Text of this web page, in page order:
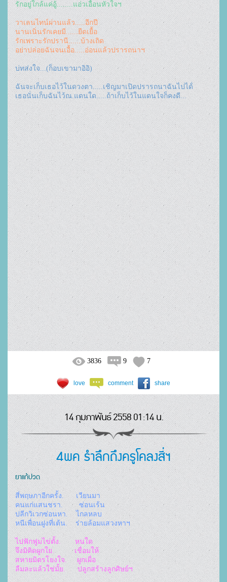
รักอยู่ใกล้แค่อู้........แอ่วเอื้อนหัวใจฯ
วาเลนไทน์ผ่านแล้ว.....อีกปี
นานเนิ่นรักเคยมี......ยืดเยื้อ
รักเพราะรักปรานี......บ้างเถิด
อย่าปล่อยฉันจนเอื้อ.....อ่อนแล้วปรารถนาฯ
บ่ทส่งใจ...(ก็อบเขามาอิอิ)
ฉันจะเก็บเธอไว้ในดวงตา.....เชิญมาเปิดปรารถนาฉันไปได้่
เธอนั่นเก็บฉันไว้ณ.แดนใด.....ถ้าเก็บไว้ในแดนใจก็คงดี...
3836 9 7
love comment share
14 กุมภาพันธ์ 2558 01:14 น.
4พค รำลึกถึงครูโคลงสี่ฯ
ยาแก้ปวด
สี่พฤษภาอีกครั้ง.      เวียนมา
คนแก่แสนชรา.        ซ่อนเร้น
ปลีกวิเวกซ่อนหา.    ไกลหลบ
หนีเพื่อนฝูงที่เต้น.    ร่ายล้อมแสวงหาฯ
ไปฟักฟูมไข่ตั้ง.       หนใด
จึงมิคิดผูกใย.          เชื่อมให้
สหายมิตรโยงใจ.     ผูกเผื่อ
ลืมละแล้วใช่มั้ย.      ปลูกสร้างลูกศิษย์ฯ